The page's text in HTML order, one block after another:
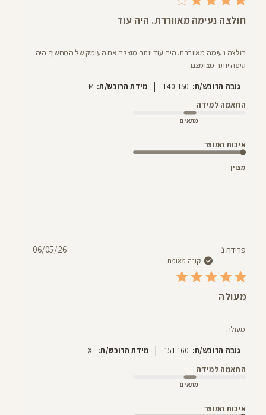
חולצה נעימה מאווררת. היה עוד
חולצה נעימה מאווררת. היה עוד יותר מוצלח אם העומק של המחשוף היה
טיפה יותר מצומצם
גובה הרוכש/ת: 140-150
| מידת הרוכש/ת: M
התאמה למידה
מתאים
איכות המוצר
מצוין
פרידה נ.
קונה מאומת
מעולה
מעולה
גובה הרוכש/ת: 151-160 מידת הרוכש/ת: XL
התאמה למידה
מתאים
איכות המוצר
תאריך06/05/26